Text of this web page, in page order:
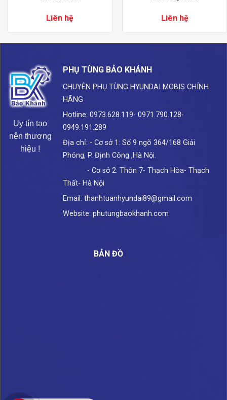
Liên hệ Liên hệ
Uy tín tạo
nên thương
hiệu !
PHỤ TÙNG BẢO KHÁNH
CHUYÊN PHỤ TÙNG HYUNDAI MOBIS CHÍNH
HÃNG
Hotline: 0973.628.119- 0971.790.128-
0949.191.289
Địa chỉ: - Cơ sở 1: Số 9 ngõ 364/168 Giải
Phóng, P. Định Công ,Hà Nội.
- Cơ sở 2: Thôn 7- Thạch Hòa- Thạch
Thất- Hà Nội
Email: thanhtuanhyundai89@gmail.com
Website: phutungbaokhanh.com
BẢN ĐỒ